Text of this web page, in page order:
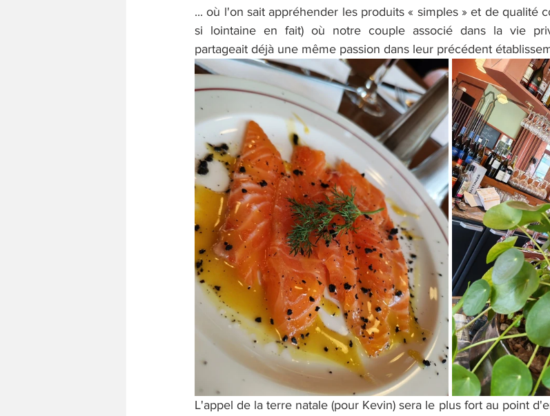
... où l'on sait appréhender les produits « simples » et de qualité
si lointaine en fait) où notre couple associé dans la vie
partageait déjà une même passion dans leur précédent
L'appel de la terre natale (pour Kevin) sera le plus fort au point